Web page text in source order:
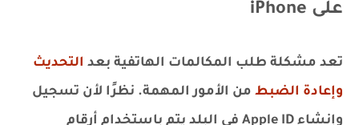
على iPhone
تعد مشكلة طلب المكالمات الهاتفية بعد التحديث
وإعادة الضبط من الأمور المهمة. نظرًا لأن تسجيل
وإنشاء Apple ID في البلد يتم باستخدام أرقام